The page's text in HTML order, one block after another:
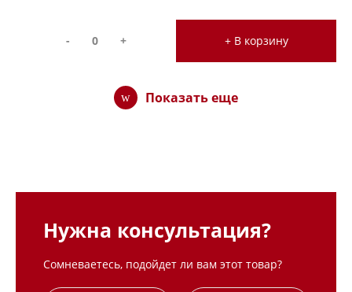
- + + В корзину
Показать еще
Нужна консультация?
Сомневаетесь, подойдет ли вам этот товар?